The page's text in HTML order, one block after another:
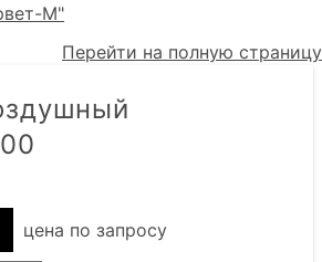
М"
Перейти на полную страницу
цена по запросу